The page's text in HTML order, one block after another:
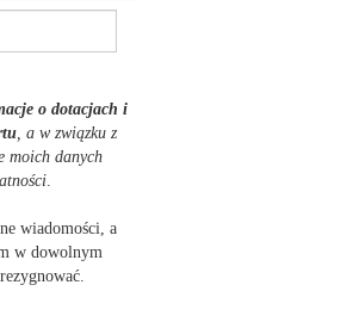
o dotacjach i
, a w związku z
moich danych
.
wiadomości, a
w dowolnym